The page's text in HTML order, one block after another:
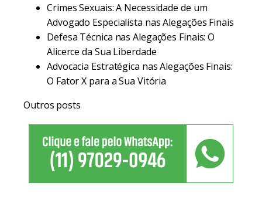
Crimes Sexuais: A Necessidade de um
Advogado Especialista nas Alegações Finais
Defesa Técnica nas Alegações Finais: O
Alicerce da Sua Liberdade
Advocacia Estratégica nas Alegações Finais:
O Fator X para a Sua Vitória
Outros posts